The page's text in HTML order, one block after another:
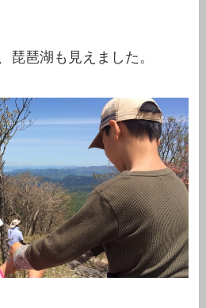
琵琶湖も見えました。